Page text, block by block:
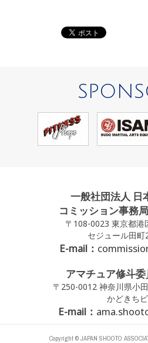
一般社団法人 日
コミッション事務
〒108-0023 東京都港
セジュール田町
E-mail：
アマチュア修斗
〒250-0012 神奈川県小
かどきち
E-mail：
Copyright © JAPAN SHOOTO